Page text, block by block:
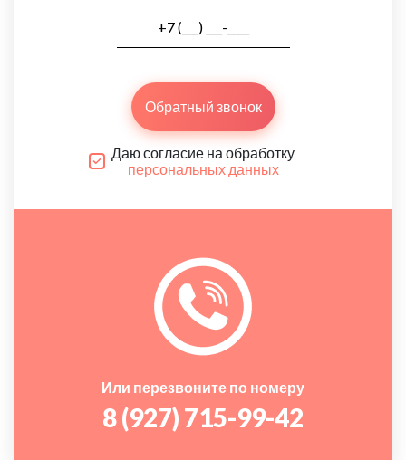
Обратный звонок
Даю согласие на обработку
персональных данных
Или перезвоните по номеру
8 (927) 715-99-42